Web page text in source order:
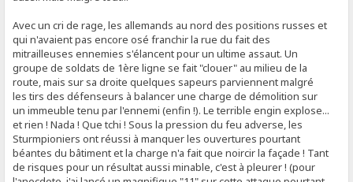
Avec un cri de rage, les allemands au nord des positions russes et
qui n'avaient pas encore osé franchir la rue du fait des
mitrailleuses ennemies s'élancent pour un ultime assaut. Un
groupe de soldats de 1ère ligne se fait "clouer" au milieu de la
route, mais sur sa droite quelques sapeurs parviennent malgré
les tirs des défenseurs à balancer une charge de démolition sur
un immeuble tenu par l'ennemi (enfin !). Le terrible engin explose...
et rien ! Nada ! Que tchi ! Sous la pression du feu adverse, les
Sturmpioniers ont réussi à manquer les ouvertures pourtant
béantes du bâtiment et la charge n'a fait que noircir la façade ! Tant
de risques pour un résultat aussi minable, c'est à pleurer ! (pour